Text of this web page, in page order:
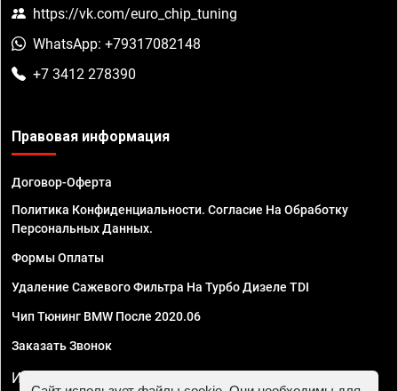
https://vk.com/euro_chip_tuning
WhatsApp: +79317082148
+7 3412 278390
Правовая информация
Договор-Оферта
Политика Конфиденциальности. Согласие На Обработку
Персональных Данных.
Формы Оплаты
Удаление Сажевого Фильтра На Турбо Дизеле TDI
Чип Тюнинг BMW После 2020.06
Заказать Звонок
ИП Смирнов Георгий Павлович. ИНН 781302555843,